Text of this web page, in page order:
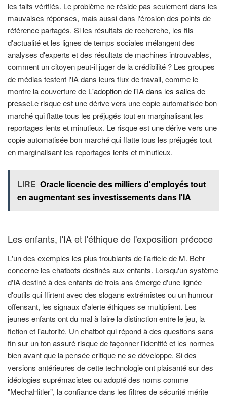
les faits vérifiés. Le problème ne réside pas seulement dans les
mauvaises réponses, mais aussi dans l'érosion des points de
référence partagés. Si les résultats de recherche, les fils
d'actualité et les lignes de temps sociales mélangent des
analyses d'experts et des résultats de machines introuvables,
comment un citoyen peut-il juger de la crédibilité ? Les groupes
de médias testent l'IA dans leurs flux de travail, comme le
montre la couverture de L'adoption de l'IA dans les salles de
presseLe risque est une dérive vers une copie automatisée bon
marché qui flatte tous les préjugés tout en marginalisant les
reportages lents et minutieux. Le risque est une dérive vers une
copie automatisée bon marché qui flatte tous les préjugés tout
en marginalisant les reportages lents et minutieux.
LIRE Oracle licencie des milliers d'employés tout
en augmentant ses investissements dans l'IA
Les enfants, l'IA et l'éthique de l'exposition précoce
L'un des exemples les plus troublants de l'article de M. Behr
concerne les chatbots destinés aux enfants. Lorsqu'un système
d'IA destiné à des enfants de trois ans émerge d'une lignée
d'outils qui flirtent avec des slogans extrémistes ou un humour
offensant, les signaux d'alerte éthiques se multiplient. Les
jeunes enfants ont du mal à faire la distinction entre le jeu, la
fiction et l'autorité. Un chatbot qui répond à des questions sans
fin sur un ton assuré risque de façonner l'identité et les normes
bien avant que la pensée critique ne se développe. Si des
versions antérieures de cette technologie ont plaisanté sur des
idéologies suprémacistes ou adopté des noms comme
"MechaHitler", la confiance dans les filtres de sécurité mérite